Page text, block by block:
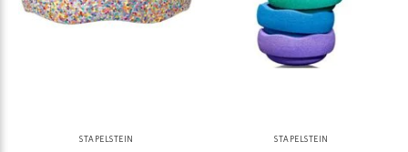
STAPELSTEIN STAPELSTEIN